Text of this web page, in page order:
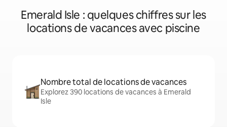
Emerald Isle : quelques chiffres sur les
locations de vacances avec piscine
Nombre total de locations de vacances
Explorez 390 locations de vacances à Emerald
Isle